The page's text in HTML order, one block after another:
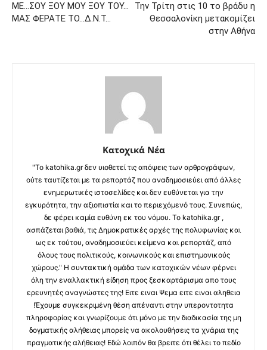
ΜΕ…ΣΟΥ ΞΟΥ ΜΟΥ ΞΟΥ ΤΟΥ…
ΜΑΣ ΦΕΡΑΤΕ ΤΟ…Δ.Ν.Τ…
Την Τρίτη στις 10 το βράδυ η
Θεσσαλονίκη μετακομίζει
στην Αθήνα
Κατοχικά Νέα
"Το katohika.gr δεν υιοθετεί τις απόψεις των αρθρογράφων,
ούτε ταυτίζεται με τα ρεπορτάζ που αναδημοσιεύει από άλλες
ενημερωτικές ιστοσελίδες και δεν ευθύνεται για την
εγκυρότητα, την αξιοπιστία και το περιεχόμενό τους. Συνεπώς,
δε φέρει καμία ευθύνη εκ του νόμου. Το katohika.gr ,
ασπάζεται βαθιά, τις Δημοκρατικές αρχές της πολυφωνίας και
ως εκ τούτου, αναδημοσιεύει κείμενα και ρεπορτάζ, από
όλους τους πολιτικούς, κοινωνικούς και επιστημονικούς
χώρους." Η συντακτική ομάδα των κατοχικών νέων φέρνει
όλη την εναλλακτική είδηση προς ξεσκαρτάρισμα απο τους
ερευνητές αναγνώστες της! Ειτε ειναι Ψεμα ειτε ειναι αληθεια
!Έχουμε συγκεκριμένη θέση απέναντι στην υπεροντοτητα
πληροφορίας και γνωρίζουμε ότι μόνο με την διαδικασία της μη
δογματικής αλήθειας μπορείς να ακολουθήσεις τα χνάρια της
πραγματικής αλήθειας! Εδώ λοιπόν θα βρειτε ότι θέλει το πεδίο